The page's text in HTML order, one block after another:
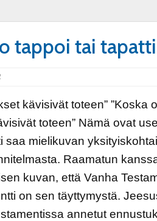
tappoi tai
kävisivät toteen” ”Koska
toteen” Nämä ovat
saa mielikuvan
Raamatun
kuvan, että Vanha
on sen täyttymystä.
annetut